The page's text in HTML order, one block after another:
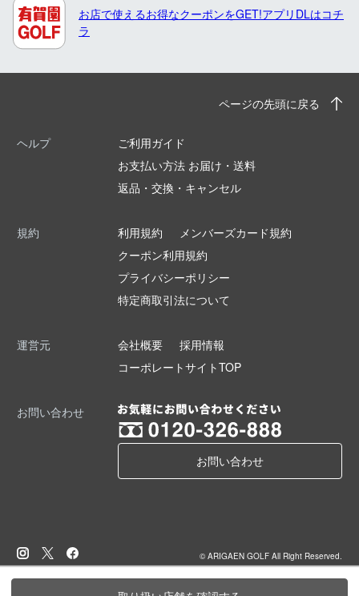
お店で使えるお得なクーポンをGET!アプリDLはコチ
ラ
ページの先頭に戻る
ヘルプ
ご利用ガイド
お支払い方法 お届け・送料
返品・交換・キャンセル
規約 利用規約
メンバーズカード規約
クーポン利用規約
プライバシーポリシー
特定商取引法について
運営元 会社概要
採用情報
コーポレートサイトTOP
お問い合わせ
お問い合わせ
© ARIGAEN GOLF All Right Reserved.